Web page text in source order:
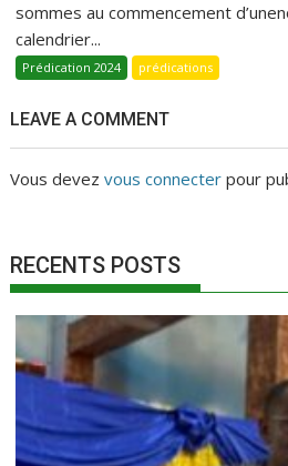
sommes au commencement
calendrier...
Prédication 2024 prédications
LEAVE A COMMENT
Vous devezvous connecter pour
RECENTS POSTS